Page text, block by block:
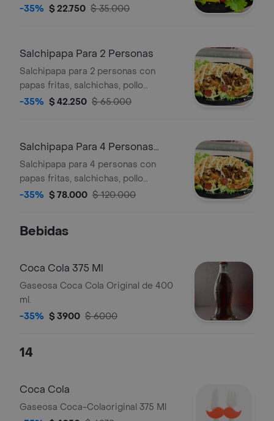
mozzarella gratinado, salsas y papita
-35% $ 22.750 $ 35.000
Salchipapa Para 2 Personas
Salchipapa para 2 personas con
papas fritas, salchichas, pollo
desmechado, lechuga y salsas.
-35% $ 42.250 $ 65.000
Salchipapa Para 4 Personas
Coca Cola 1 L
Salchipapa para 4 personas con
papas fritas, salchichas, pollo
desmechado y salsas, acompañada
-35% $ 78.000 $ 120.000
Bebidas
Coca Cola 375 Ml
Gaseosa Coca Cola Original de 400
ml.
-35% $ 3900 $ 6000
14
Coca Cola
Gaseosa Coca-Colaoriginal 375 Ml